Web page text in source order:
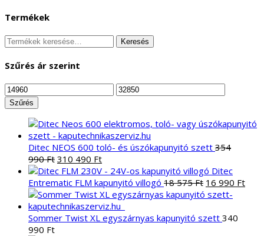
Termékek
Keresés
a
következőre:
Keresés
Szűrés ár szerint
Min
ár
Max
ár
Szűrés
Ditec NEOS 600 toló- és úszókapunyitó szett 354
990Ft Original
price
was:
354
990 Ft.
310 490 FtCurrent
price
is:
310
490 Ft.
Ditec
Entrematic FLM kapunyitó villogó 18 575Ft Original
price
18
16 990 Ft
Sommer Twist XL egyszárnyas kapunyitó szett 340
990 Ft